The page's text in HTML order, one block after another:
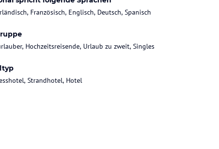
Französisch, Englisch, Deutsch, Spanisch
Hochzeitsreisende, Urlaub zu zweit, Singles
Strandhotel, Hotel